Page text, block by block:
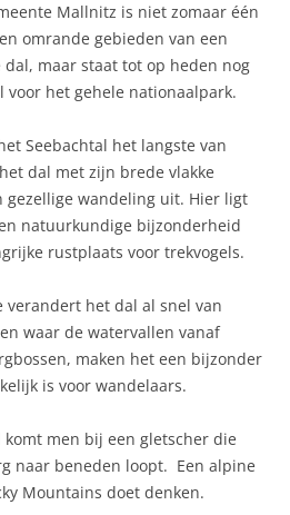
Mallnitz is niet zomaar één
omrande gebieden van een
maar staat tot op heden nog
voor het gehele nationaalpark.
Seebachtal het langste van
dal met zijn brede vlakke
wandeling uit. Hier ligt
natuurkundige bijzonderheid
rustplaats voor trekvogels.
verandert het dal al snel van
waar de watervallen vanaf
maken het een bijzonder
is voor wandelaars.
men bij een gletscher die
naar beneden loopt. Een alpine
Mountains doet denken.